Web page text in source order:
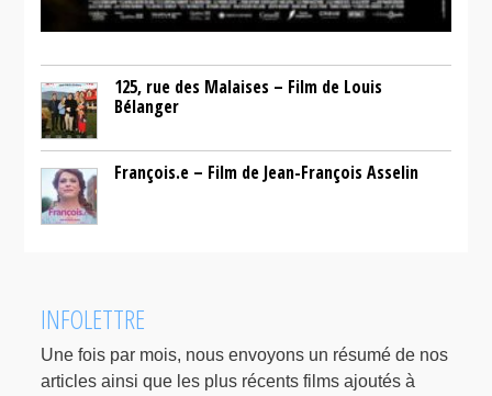
125, rue des Malaises – Film de Louis
Bélanger
François.e – Film de Jean-François Asselin
INFOLETTRE
Une fois par mois, nous envoyons un résumé de nos
articles ainsi que les plus récents films ajoutés à